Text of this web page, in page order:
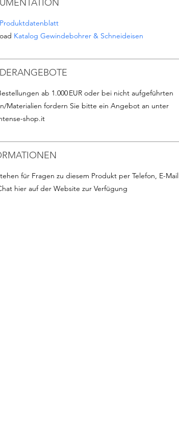
Produktdatenblatt
Katalog Gewindebohrer & Schneideisen
ab 1.000 EUR oder bei nicht aufgeführten
Materialien fordern Sie bitte ein Angebot an unter
shop.it
für Fragen zu diesem Produkt per Telefon, E-Mail
hier auf der Website zur Verfügung